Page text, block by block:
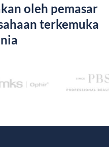
oleh pemasar
terkemuka